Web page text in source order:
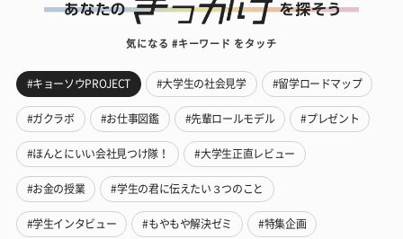
気になる #キーワード をタッチ
#キョーソウPROJECT #大学生の社会見学 #留学ロードマップ
#ガクラボ #お仕事図鑑 #先輩ロールモデル #プレゼント
#ほんとにいい会社見つけ隊！ #大学生正直レビュー
#お金の授業 #学生の君に伝えたい３つのこと
#学生インタビュー #もやもや解決ゼミ #特集企画